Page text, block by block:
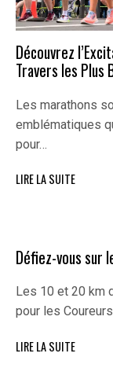
Découvrez
Travers les Plus
Les marathons
emblématiques
pour…
LIRE LA SUITE
Défiez-vous sur
Les 10 et 20 km
pour les
LIRE LA SUITE